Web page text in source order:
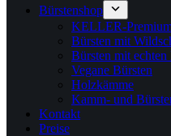
Bürstenshop
KELLER-
Bürsten mit
Bürsten mit
Vegane Bürsten
Holzkämme
Kamm- und
Kontakt
Preise